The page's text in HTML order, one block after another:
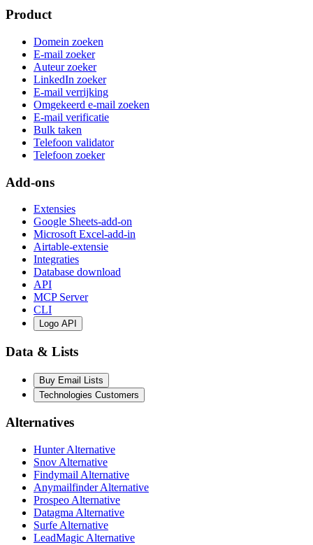
Product
Domein zoeken
E-mail zoeker
Auteur zoeker
LinkedIn zoeker
E-mail verrijking
Omgekeerd e-mail zoeken
E-mail verificatie
Bulk taken
Telefoon validator
Telefoon zoeker
Add-ons
Extensies
Google Sheets-add-on
Microsoft Excel-add-in
Airtable-extensie
Integraties
Database download
API
MCP Server
CLI
Logo API
Data & Lists
Buy Email Lists
Technologies Customers
Alternatives
Hunter Alternative
Snov Alternative
Findymail Alternative
Anymailfinder Alternative
Prospeo Alternative
Datagma Alternative
Surfe Alternative
LeadMagic Alternative